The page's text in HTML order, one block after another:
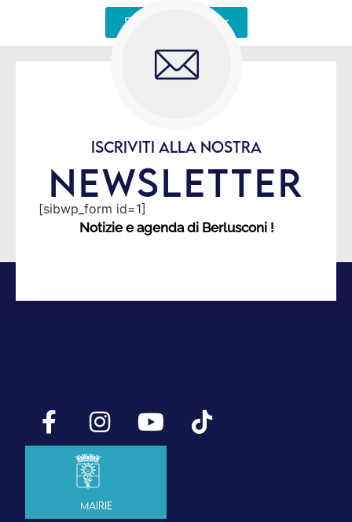
Signaler une erreur
ISCRIVITI ALLA NOSTRA
NEWSLETTER
[sibwp_form id=1]
Notizie e agenda di Berlusconi !
Mairie